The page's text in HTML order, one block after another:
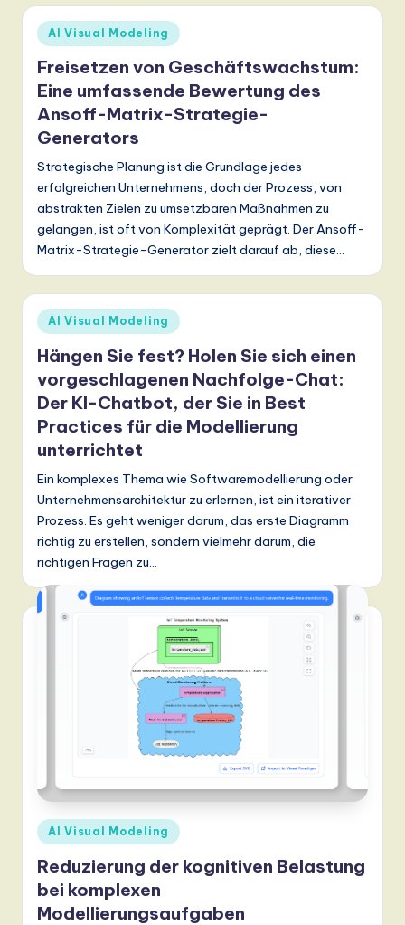
Posted
in
AI Visual Modeling
Freisetzen von Geschäftswachstum:
Eine umfassende Bewertung des
Ansoff-Matrix-Strategie-
Generators
Strategische Planung ist die Grundlage jedes
erfolgreichen Unternehmens, doch der Prozess, von
abstrakten Zielen zu umsetzbaren Maßnahmen zu
gelangen, ist oft von Komplexität geprägt. Der Ansoff-
Matrix-Strategie-Generator zielt darauf ab, diese…
Posted
AI Visual Modeling
Hängen Sie fest? Holen Sie sich einen
vorgeschlagenen Nachfolge-Chat:
Der KI-Chatbot, der Sie in Best
Practices für die Modellierung
unterrichtet
Ein komplexes Thema wie Softwaremodellierung oder
Unternehmensarchitektur zu erlernen, ist ein iterativer
Prozess. Es geht weniger darum, das erste Diagramm
richtig zu erstellen, sondern vielmehr darum, die
richtigen Fragen zu…
Posted
in
AI Visual Modeling
Reduzierung der kognitiven Belastung
bei komplexen
Modellierungsaufgaben